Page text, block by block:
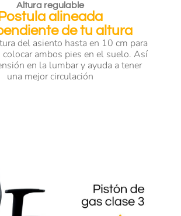
Altura regulable
Postula alineada
de tu altura
del asiento hasta en 10 cm para
colocar ambos pies en el suelo. Así
en la lumbar y ayuda a tener
una mejor circulación